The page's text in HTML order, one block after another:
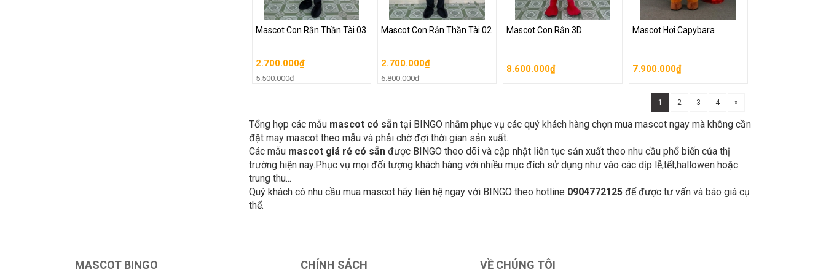
Mascot Con Rắn Thần Tài 03
2.700.000₫
5.500.000₫
Mascot Con Rắn Thần Tài 03
2.700.000₫ Mascot Con Rắn Thần Tài 02
2.700.000₫
6.800.000₫
Mascot Con Rắn Thần Tài 02
2.700.000₫ Mascot Con Rắn 3D
8.600.000₫
Mascot Con Rắn 3D
8.600.000₫
Giỏ hàng
Mascot Hơi Capybara
7.900.000₫
Mascot Hơi Capybara
7.900.000₫
Giỏ hàng
1 2 3 4 »
Tổng hợp các mẫu mascot có sẵntại BINGO nhằm phục vụ các quý khách hàng chọn mua mascot ngay mà không cần
đặt may mascot theo mẫu và phải chờ đợi thời gian sản xuất.
Các mẫu mascot giá rẻ có sẵnđược BINGO theo dõi và cập nhật liên tục sản xuất theo nhu cầu phổ biến của thị
trường hiện nay.Phục vụ mọi đối tượng khách hàng với nhiều mục đích sử dụng như vào các dịp lễ,tết,hallowen hoặc
trung thu...
Quý khách có nhu cầu mua mascot hãy liên hệ ngay với BINGO theo hotline 0904772125để được tư vấn và báo giá cụ
thể.
MASCOT BINGO CHÍNH SÁCH VỀ CHÚNG TÔI